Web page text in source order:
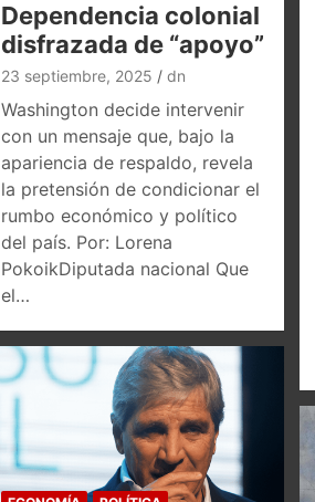
Dependencia colonial
disfrazada de “apoyo”
23 septiembre, 2025 dn
Washington decide intervenir
con un mensaje que, bajo la
apariencia de respaldo, revela
la pretensión de condicionar el
rumbo económico y político
del país. Por: Lorena
PokoikDiputada nacional Que
el…